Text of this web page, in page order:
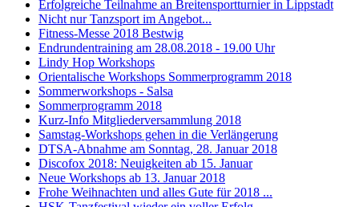
Erfolgreiche Teilnahme an Breitensportturnier in Lippstadt
Nicht nur Tanzsport im Angebot...
Fitness-Messe 2018 Bestwig
Endrundentraining am 28.08.2018 - 19.00 Uhr
Lindy Hop Workshops
Orientalische Workshops Sommerprogramm 2018
Sommerworkshops - Salsa
Sommerprogramm 2018
Kurz-Info Mitgliederversammlung 2018
Samstag-Workshops gehen in die Verlängerung
DTSA-Abnahme am Sonntag, 28. Januar 2018
Discofox 2018: Neuigkeiten ab 15. Januar
Neue Workshops ab 13. Januar 2018
Frohe Weihnachten und alles Gute für 2018 ...